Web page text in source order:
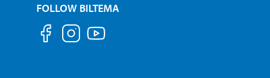
FOLLOW BILTEMA